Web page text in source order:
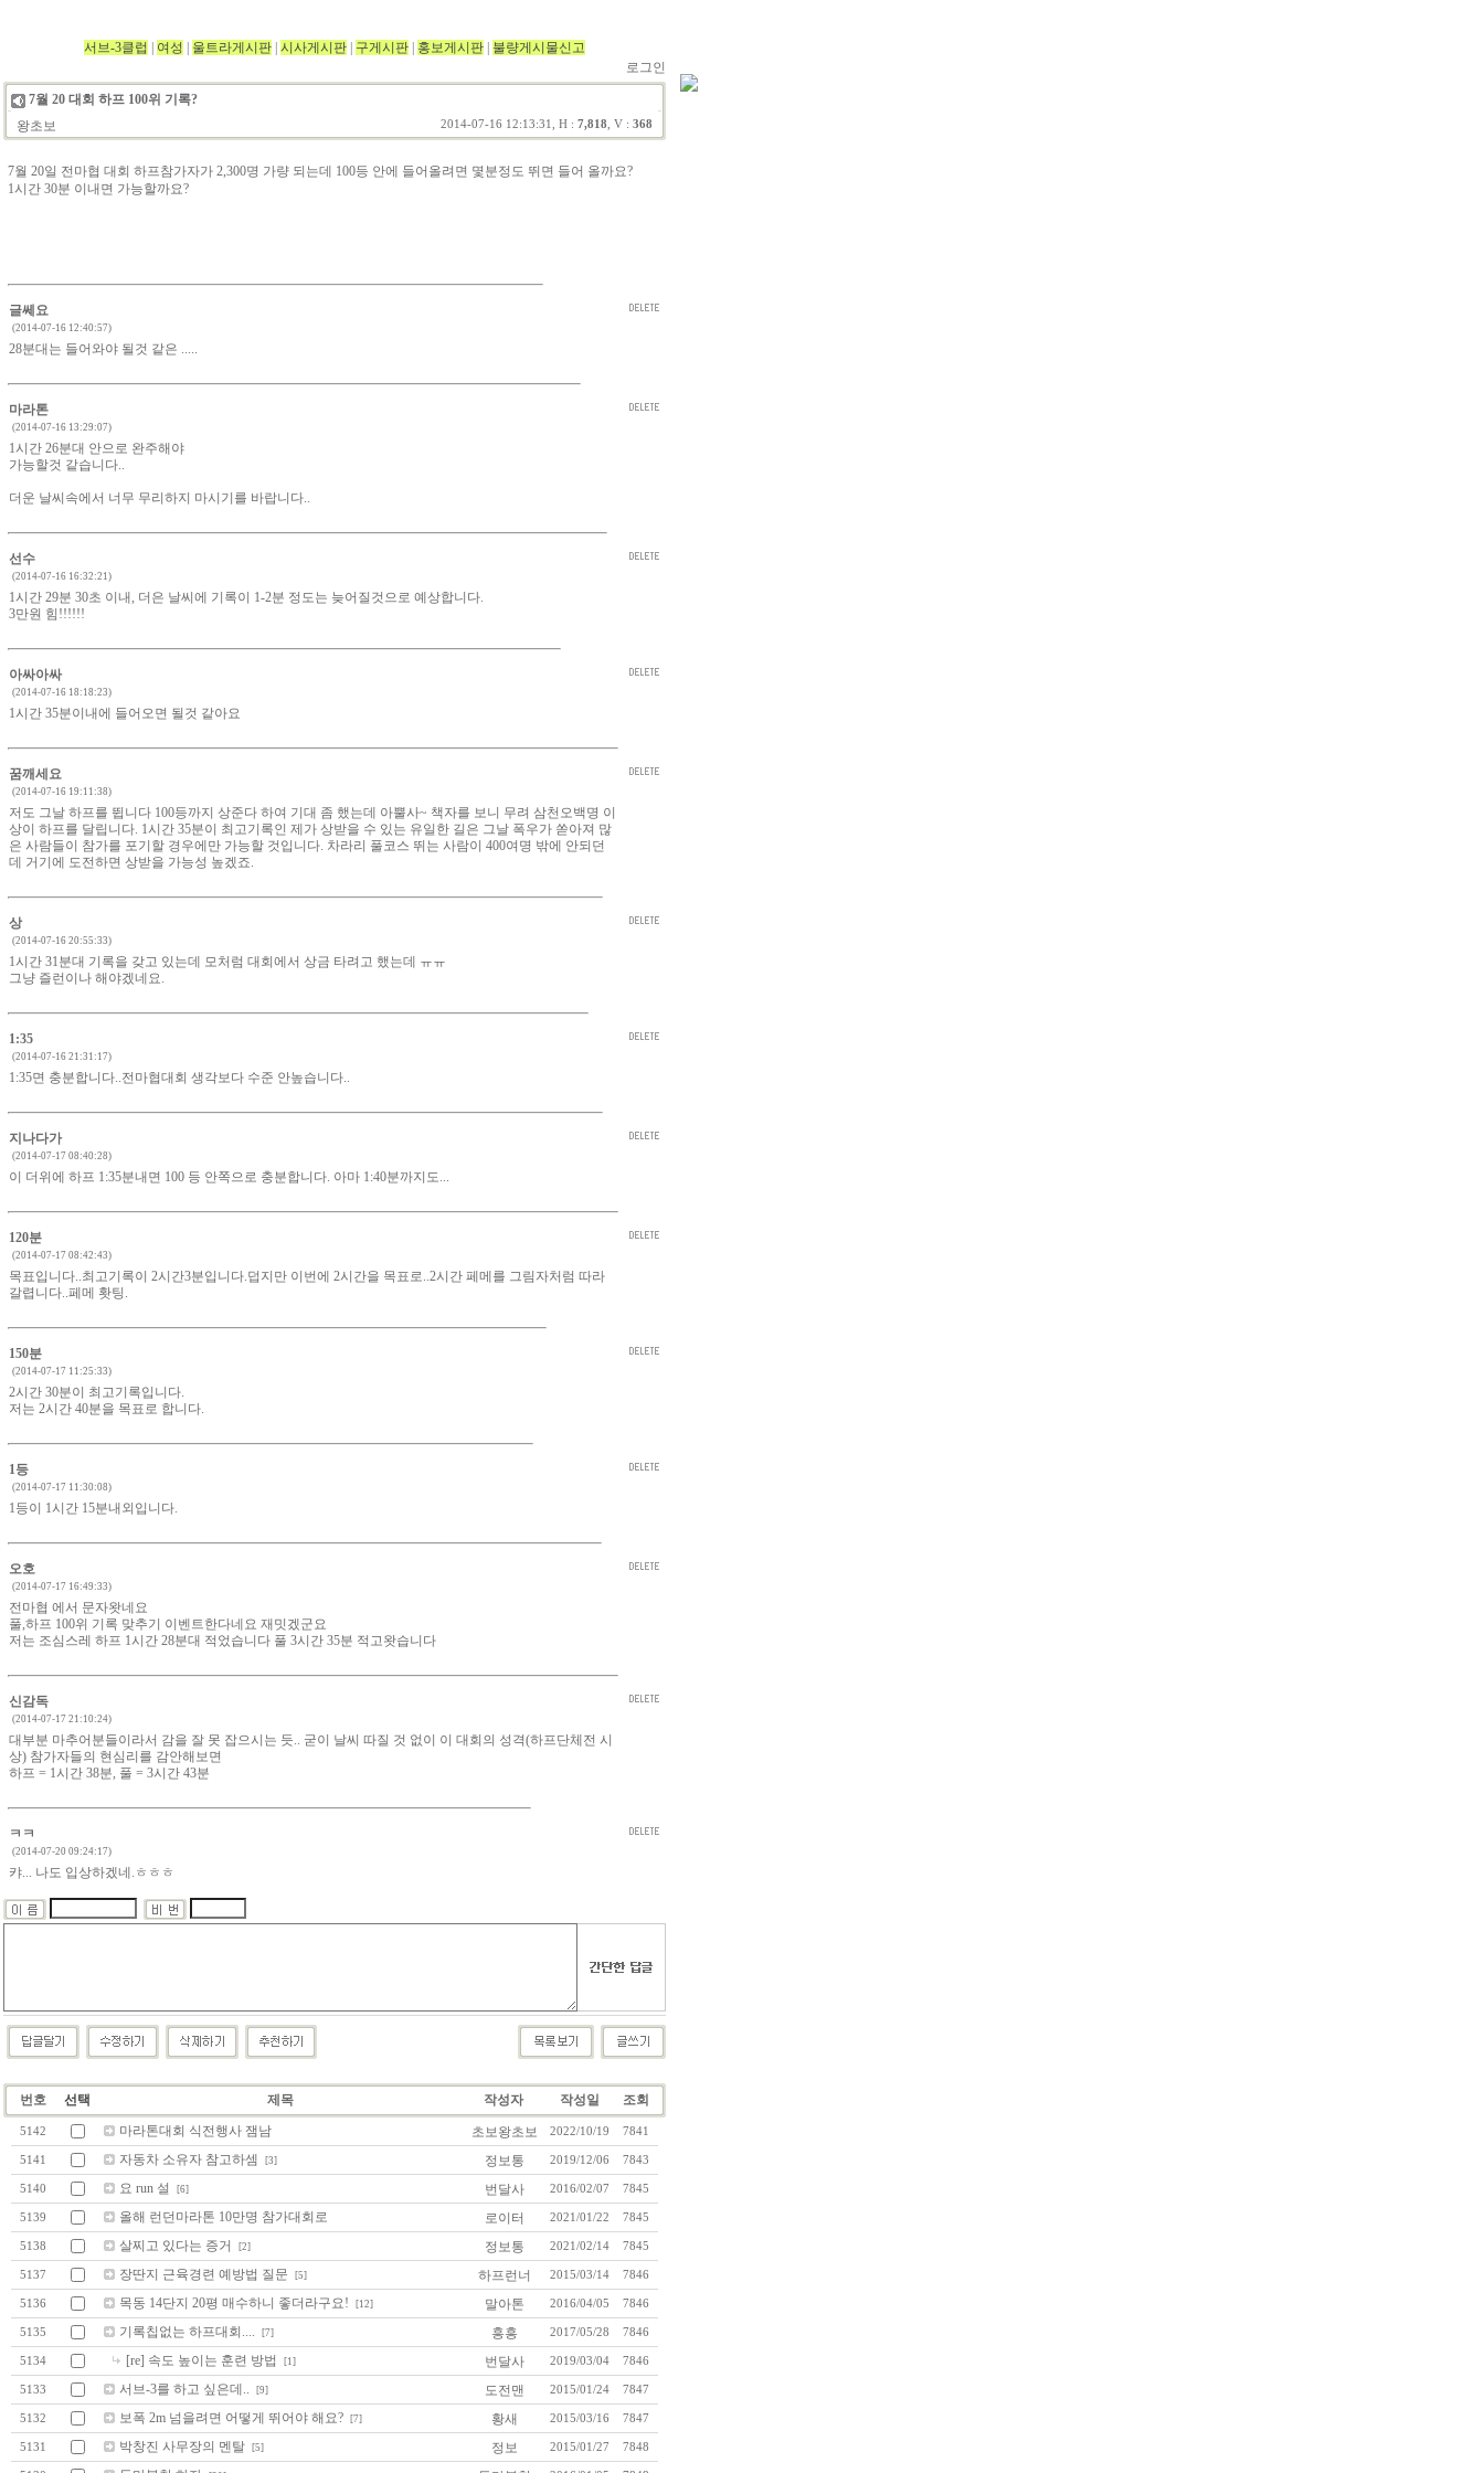
서브-3클럽 여성 울트라게시판 시사게시판 구게시판 홍보게시판
불량게시물신고
로그인
7월 20 대회 하프 100위 기록?
왕초보
2014-07-16 12:13:31, H : 7,818 , V : 368
7월 20일 전마협 대회 하프참가자가 2,300명 가량 되는데 100등 안에 들어올려면 몇분정도 뛰면 들어 올까요?
1시간 30분 이내면 가능할까요?
글쎄요
(2014-07-16 12:40:57)
28분대는 들어와야 될것 같은 .....
마라톤
(2014-07-16 13:29:07)
1시간 26분대 안으로 완주해야
가능할것 같습니다..
더운 날씨속에서 너무 무리하지 마시기를 바랍니다..
선수
(2014-07-16 16:32:21)
1시간 29분 30초 이내, 더은 날씨에 기록이 1-2분 정도는 늦어질것으로 예상합니다.
3만원 힘!!!!!!
아싸아싸
(2014-07-16 18:18:23)
1시간 35분이내에 들어오면 될것 같아요
꿈깨세요
(2014-07-16 19:11:38)
저도 그날 하프를 뜁니다 100등까지 상준다 하여 기대 좀 했는데 아뿔사~ 책자를 보니 무려 삼천오백명 이
상이 하프를 달립니다. 1시간 35분이 최고기록인 제가 상받을 수 있는 유일한 길은 그날 폭우가 쏟아져 많
은 사람들이 참가를 포기할 경우에만 가능할 것입니다. 차라리 풀코스 뛰는 사람이 400여명 밖에 안되던
데 거기에 도전하면 상받을 가능성 높겠죠.
상
(2014-07-16 20:55:33)
1시간 31분대 기록을 갖고 있는데 모처럼 대회에서 상금 타려고 했는데 ㅠㅠ
그냥 즐런이나 해야겠네요.
1:35
(2014-07-16 21:31:17)
1:35면 충분합니다..전마협대회 생각보다 수준 안높습니다..
지나다가
(2014-07-17 08:40:28)
이 더위에 하프 1:35분내면 100 등 안쪽으로 충분합니다. 아마 1:40분까지도...
120분
(2014-07-17 08:42:43)
목표입니다..최고기록이 2시간3분입니다.덥지만 이번에 2시간을 목표로..2시간 페메를 그림자처럼 따라
갈렵니다..페메 홧팅.
150분
(2014-07-17 11:25:33)
2시간 30분이 최고기록입니다.
저는 2시간 40분을 목표로 합니다.
1등
(2014-07-17 11:30:08)
1등이 1시간 15분내외입니다.
오호
(2014-07-17 16:49:33)
전마협 에서 문자왓네요
풀,하프 100위 기록 맞추기 이벤트한다네요 재밋겠군요
저는 조심스레 하프 1시간 28분대 적었습니다 풀 3시간 35분 적고왓습니다
신감독
(2014-07-17 21:10:24)
대부분 마추어분들이라서 감을 잘 못 잡으시는 듯.. 굳이 날씨 따질 것 없이 이 대회의 성격(하프단체전 시
상) 참가자들의 현심리를 감안해보면
하프 = 1시간 38분, 풀 = 3시간 43분
ㅋㅋ
(2014-07-20 09:24:17)
캬... 나도 입상하겠네.ㅎㅎㅎ
번호 선택 제목 작성자 작성일 조회
5142 마라톤대회 식전행사 잼남 초보왕초보 2022/10/19 7841
5141 자동차 소유자 참고하셈 [3] 정보통 2019/12/06 7843
5140 요 run 설 [6] 번달사 2016/02/07 7845
5139 올해 런던마라톤 10만명 참가대회로 로이터 2021/01/22 7845
5138 살찌고 있다는 증거 [2] 정보통 2021/02/14 7845
5137 장딴지 근육경련 예방법 질문 [5] 하프런너 2015/03/14 7846
5136 목동 14단지 20평 매수하니 좋더라구요! [12] 말아톤 2016/04/05 7846
5135 기록칩없는 하프대회.... [7] 흥흥 2017/05/28 7846
5134 [re] 속도 높이는 훈련 방법 [1] 번달사 2019/03/04 7846
5133 서브-3를 하고 싶은데.. [9] 도전맨 2015/01/24 7847
5132 보폭 2m 넘을려면 어떻게 뛰어야 해요? [7] 황새 2015/03/16 7847
5131 박창진 사무장의 멘탈 [5] 정보 2015/01/27 7848